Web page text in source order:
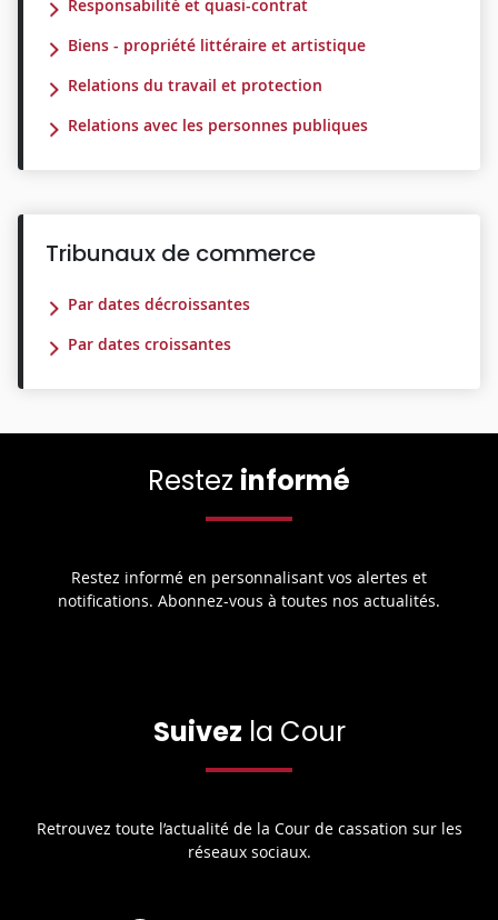
Responsabilité et quasi-contrat
Biens - propriété littéraire et artistique
Relations du travail et protection
Relations avec les personnes publiques
Tribunaux de commerce
Par dates décroissantes
Par dates croissantes
Restez informé
Restez informé en personnalisant vos alertes et
notifications. Abonnez-vous à toutes nos actualités.
Suivez la Cour
Retrouvez toute l’actualité de la Cour de cassation sur les
réseaux sociaux.